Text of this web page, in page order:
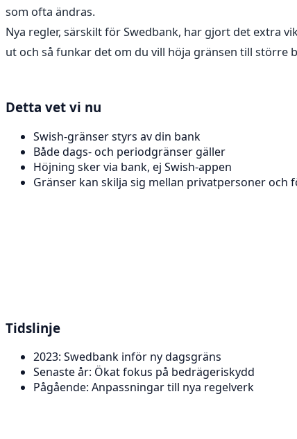
som ofta ändras.
Nya regler, särskilt för Swedbank, har gjort det extra
ut och så funkar det om du vill höja gränsen till större
Detta vet vi nu
Swish-gränser styrs av din bank
Både dags- och periodgränser gäller
Höjning sker via bank, ej Swish-appen
Gränser kan skilja sig mellan privatpersoner och
Tidslinje
2023: Swedbank inför ny dagsgräns
Senaste år: Ökat fokus på bedrägeriskydd
Pågående: Anpassningar till nya regelverk